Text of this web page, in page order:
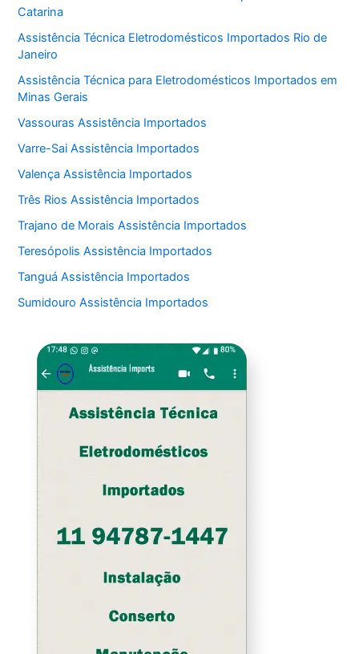
Catarina
Assistência Técnica Eletrodomésticos Importados Rio de
Janeiro
Assistência Técnica para Eletrodomésticos Importados em
Minas Gerais
Vassouras Assistência Importados
Varre-Sai Assistência Importados
Valença Assistência Importados
Três Rios Assistência Importados
Trajano de Morais Assistência Importados
Teresópolis Assistência Importados
Tanguá Assistência Importados
Sumidouro Assistência Importados